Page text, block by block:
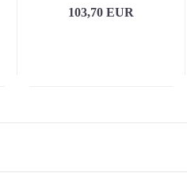
103,70 EUR